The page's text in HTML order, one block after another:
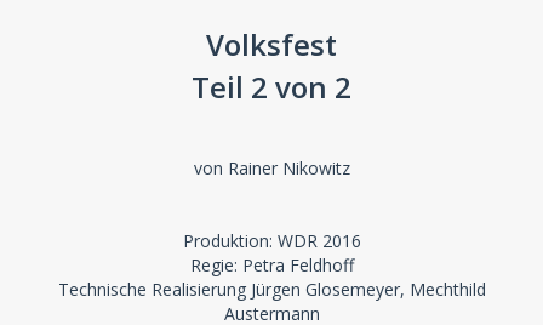
Volksfest
Teil 2 von 2
von Rainer Nikowitz
Produktion: WDR 2016
Regie: Petra Feldhoff
Technische Realisierung Jürgen Glosemeyer, Mechthild
Austermann